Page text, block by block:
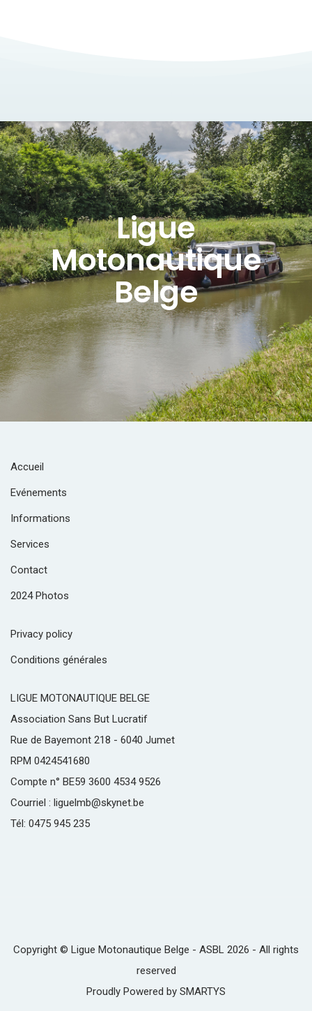
Ligue
Motonautique
Belge
Accueil
Evénements
Informations
Services
Contact
2024 Photos
Privacy policy
Conditions générales
LIGUE MOTONAUTIQUE BELGE
Association Sans But Lucratif
Rue de Bayemont 218 - 6040 Jumet
RPM 0424541680
Compte n° BE59 3600 4534 9526
Courriel : liguelmb@skynet.be
Tél: 0475 945 235
Copyright © Ligue Motonautique Belge - ASBL 2026 - All rights
reserved
Proudly Powered by SMARTYS